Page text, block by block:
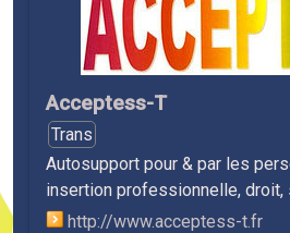
Acceptess-T
Trans
Autosupport pour & par les
insertion professionnelle,
http://www.acceptess-t.fr